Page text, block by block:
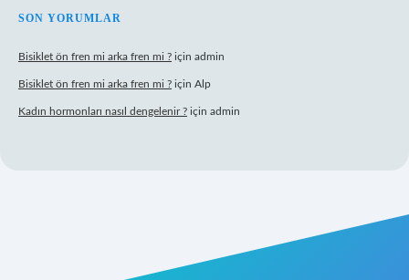
SON YORUMLAR
Bisiklet ön fren mi arka fren mi ? için admin
Bisiklet ön fren mi arka fren mi ? için Alp
Kadın hormonları nasıl dengelenir ? için admin